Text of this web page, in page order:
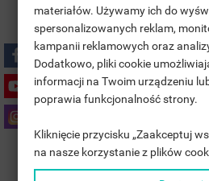
Polityka prywatności
Zasady dostawy
Zasady zwrotu
MOJE LISTY ŻYCZEŃ
((TITLE))
((LABEL))
((CANCELTEXT))
CONNEXION
VOUS DEVEZ ÊTRE CONNECTÉ
PRODUITS À VOTRE LISTE
((CANCELTEXT))
materiałów. Używamy ich do
spersonalizowanych reklam,
kampanii reklamowych oraz
Dodatkowo, pliki cookie
informacji na Twoim urządzeniu
poprawia funkcjonalność strony.
Kliknięcie przycisku „Zaakceptuj
na nasze korzystanie z plików